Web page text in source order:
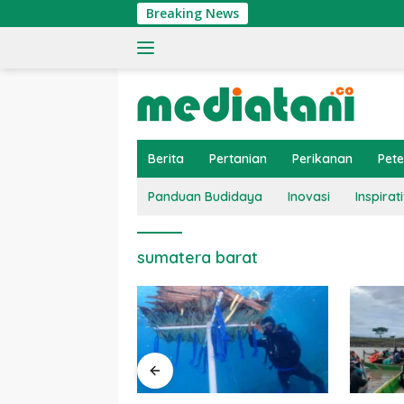
ke
Breaking News
Berita Pertanian Perikanan
Panduan Budidaya Inovasi
sumatera barat